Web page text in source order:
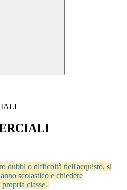
dubbi o difficoltà nell'acquisto, si
scolastico e chiedere
classe.